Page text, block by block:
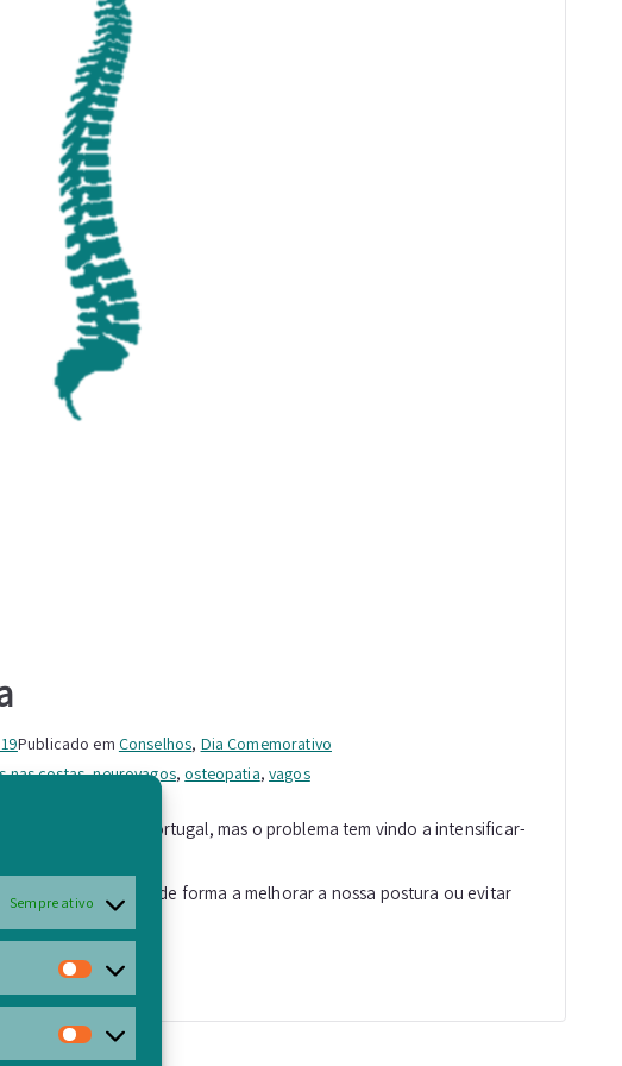
Sempre ativo
Publicado em Conselhos, Dia Comemorativo
nas costas,neurovagos, osteopatia,vagos
física em Portugal, mas o problema tem vindo a intensificar-
no nosso dia a dia, de forma a melhorar a nossa postura ou evitar